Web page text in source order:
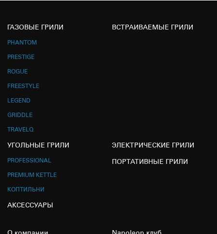
ГАЗОВЫЕ ГРИЛИ
PHANTOM
PRESTIGE
ROGUE
FREESTYLE
LEGEND
GRIDDLE
TRAVELQ
ВСТРАИВАЕМЫЕ ГРИЛИ
УГОЛЬНЫЕ ГРИЛИ
PROFESSIONAL
PREMIUM KETTLE
КОПТИЛЬНИ
ЭЛЕКТРИЧЕСКИЕ ГРИЛИ
ПОРТАТИВНЫЕ ГРИЛИ
АКСЕССУАРЫ